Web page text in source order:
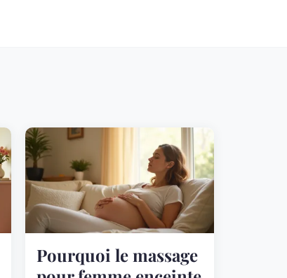
Pourquoi le massage